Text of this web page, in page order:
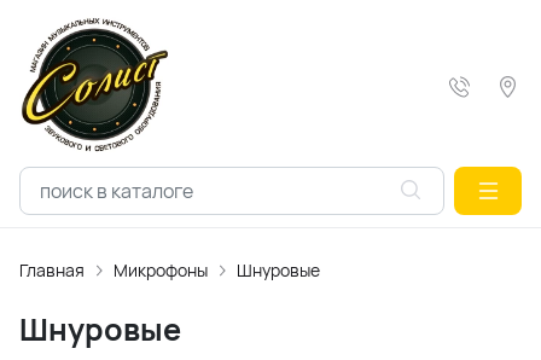
Главная Микрофоны Шнуровые
Шнуровые